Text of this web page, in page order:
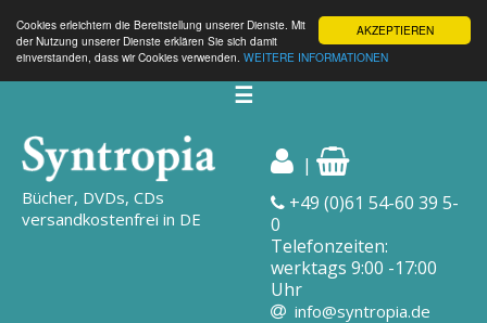
AKZEPTIEREN
Cookies erleichtern die Bereitstellung unserer Dienste. Mit
der Nutzung unserer Dienste erklären Sie sich damit
einverstanden, dass wir Cookies verwenden. WEITERE INFORMATIONEN
☰
Bücher, DVDs, CDs
versandkostenfrei in DE
|
+49 (0)61 54-60 39 5-
0
Telefonzeiten:
werktags 9:00 -17:00
Uhr
info@syntropia.de